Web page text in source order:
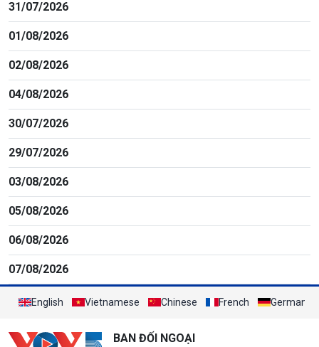
31/07/2026
01/08/2026
02/08/2026
04/08/2026
30/07/2026
29/07/2026
03/08/2026
05/08/2026
06/08/2026
07/08/2026
English Vietnamese Chinese French German
BAN ĐỐI NGOẠI